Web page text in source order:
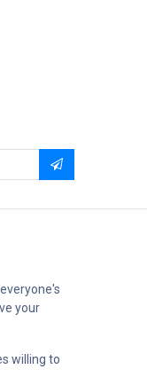
your
willing to